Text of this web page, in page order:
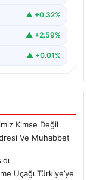
▲ +0.32%
▲ +2.59%
▲ +0.01%
Kimse Değil
Ve Muhabbet
Uçağı Türkiye’ye